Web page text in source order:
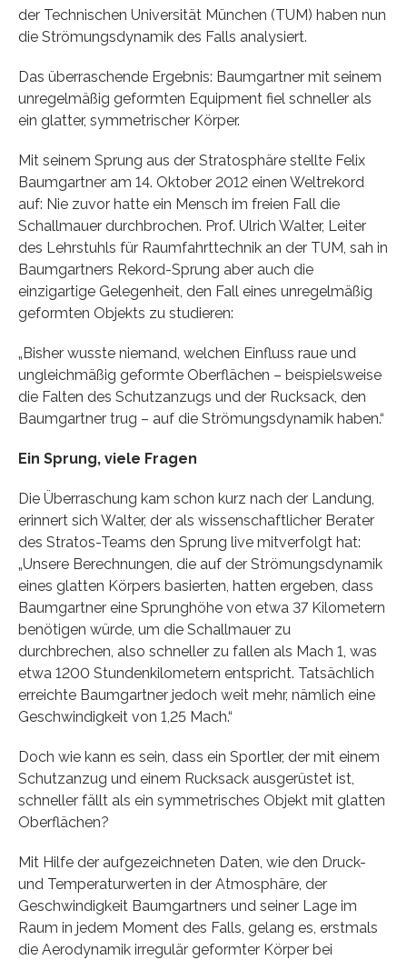
der Technischen Universität München (TUM) haben nun
die Strömungsdynamik des Falls analysiert.
Das überraschende Ergebnis: Baumgartner mit seinem
unregelmäßig geformten Equipment fiel schneller als
ein glatter, symmetrischer Körper.
Mit seinem Sprung aus der Stratosphäre stellte Felix
Baumgartner am 14. Oktober 2012 einen Weltrekord
auf: Nie zuvor hatte ein Mensch im freien Fall die
Schallmauer durchbrochen. Prof. Ulrich Walter, Leiter
des Lehrstuhls für Raumfahrttechnik an der TUM, sah in
Baumgartners Rekord-Sprung aber auch die
einzigartige Gelegenheit, den Fall eines unregelmäßig
geformten Objekts zu studieren:
„Bisher wusste niemand, welchen Einfluss raue und
ungleichmäßig geformte Oberflächen – beispielsweise
die Falten des Schutzanzugs und der Rucksack, den
Baumgartner trug – auf die Strömungsdynamik haben.“
Ein Sprung, viele Fragen
Die Überraschung kam schon kurz nach der Landung,
erinnert sich Walter, der als wissenschaftlicher Berater
des Stratos-Teams den Sprung live mitverfolgt hat:
„Unsere Berechnungen, die auf der Strömungsdynamik
eines glatten Körpers basierten, hatten ergeben, dass
Baumgartner eine Sprunghöhe von etwa 37 Kilometern
benötigen würde, um die Schallmauer zu
durchbrechen, also schneller zu fallen als Mach 1, was
etwa 1200 Stundenkilometern entspricht. Tatsächlich
erreichte Baumgartner jedoch weit mehr, nämlich eine
Geschwindigkeit von 1,25 Mach.“
Doch wie kann es sein, dass ein Sportler, der mit einem
Schutzanzug und einem Rucksack ausgerüstet ist,
schneller fällt als ein symmetrisches Objekt mit glatten
Oberflächen?
Mit Hilfe der aufgezeichneten Daten, wie den Druck-
und Temperaturwerten in der Atmosphäre, der
Geschwindigkeit Baumgartners und seiner Lage im
Raum in jedem Moment des Falls, gelang es, erstmals
die Aerodynamik irregulär geformter Körper bei